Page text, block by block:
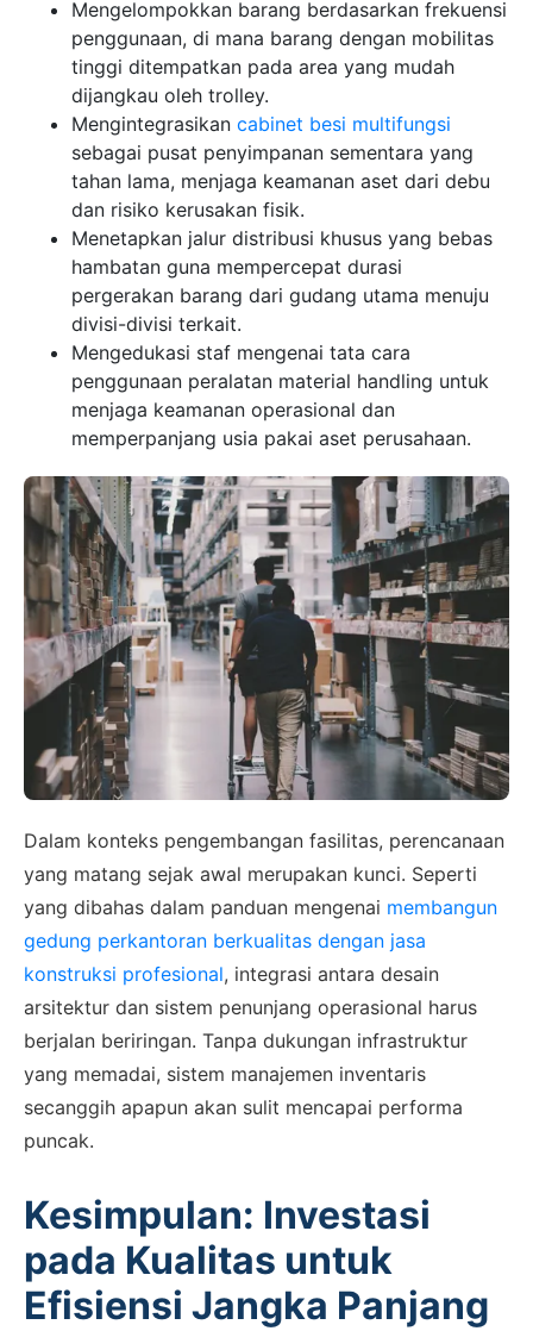
Mengelompokkan barang berdasarkan frekuensi
penggunaan, di mana barang dengan mobilitas
tinggi ditempatkan pada area yang mudah
dijangkau oleh trolley.
Mengintegrasikan cabinet besi multifungsi
sebagai pusat penyimpanan sementara yang
tahan lama, menjaga keamanan aset dari debu
dan risiko kerusakan fisik.
Menetapkan jalur distribusi khusus yang bebas
hambatan guna mempercepat durasi
pergerakan barang dari gudang utama menuju
divisi-divisi terkait.
Mengedukasi staf mengenai tata cara
penggunaan peralatan material handling untuk
menjaga keamanan operasional dan
memperpanjang usia pakai aset perusahaan.
Dalam konteks pengembangan fasilitas, perencanaan
yang matang sejak awal merupakan kunci. Seperti
yang dibahas dalam panduan mengenai membangun
gedung perkantoran berkualitas dengan jasa
konstruksi profesional, integrasi antara desain
arsitektur dan sistem penunjang operasional harus
berjalan beriringan. Tanpa dukungan infrastruktur
yang memadai, sistem manajemen inventaris
secanggih apapun akan sulit mencapai performa
puncak.
Kesimpulan: Investasi
pada Kualitas untuk
Efisiensi Jangka Panjang